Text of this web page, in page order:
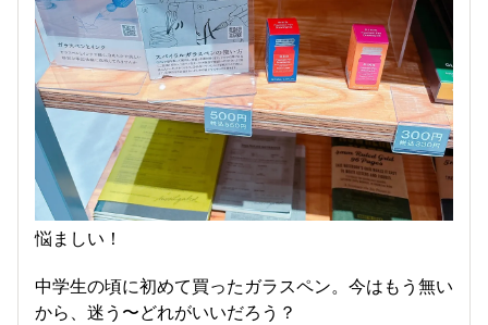
悩ましい！
中学生の頃に初めて買ったガラスペン。今はもう無い
から、迷う〜どれがいいだろう？